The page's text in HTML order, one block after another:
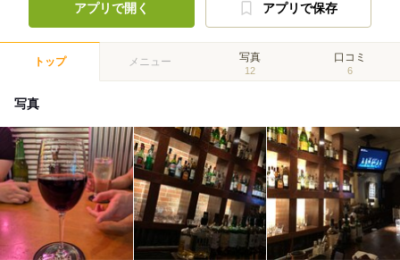
アプリで開く アプリで保存
トップ メニュー 写真
12
口コミ
6
写真